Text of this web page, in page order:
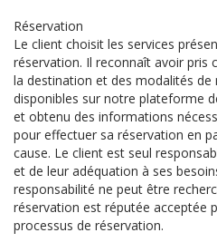
Réservation
Le client choisit les services
réservation. Il reconnaît avoir pris
la destination et des modalités de
disponibles sur notre plateforme
et obtenu des informations
pour effectuer sa réservation en
cause. Le client est seul
et de leur adéquation à ses
responsabilité ne peut être
réservation est réputée acceptée
processus de réservation.